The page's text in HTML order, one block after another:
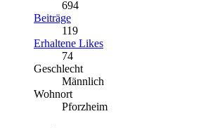
694
Beiträge
119
Erhaltene Likes
74
Geschlecht
Männlich
Wohnort
Pforzheim